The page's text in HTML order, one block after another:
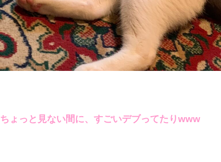
ちょっと見ない間に、すごいデブってたりwww